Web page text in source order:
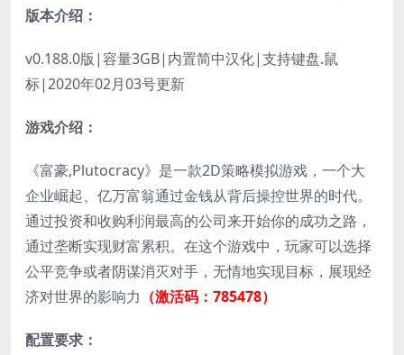
版本介绍：
v0.188.0版|容量3GB|内置简中汉化|支持键盘.鼠
标|2020年02月03号更新
游戏介绍：
《富豪,Plutocracy》是一款2D策略模拟游戏，一个大
企业崛起、亿万富翁通过金钱从背后操控世界的时代。
通过投资和收购利润最高的公司来开始你的成功之路，
通过垄断实现财富累积。在这个游戏中，玩家可以选择
公平竞争或者阴谋消灭对手，无情地实现目标，展现经
济对世界的影响力 （激活码：785478）
配置要求：